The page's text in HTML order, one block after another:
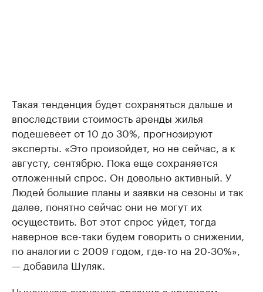
Такая тенденция будет сохраняться дальше и
впоследствии стоимость аренды жилья
подешевеет от 10 до 30%, прогнозируют
эксперты. «Это произойдет, но не сейчас, а к
августу, сентябрю. Пока еще сохраняется
отложенный спрос. Он довольно активный. У
Людей большие планы и заявки на сезоны и так
далее, понятно сейчас они не могут их
осуществить. Вот этот спрос уйдет, тогда
наверное все-таки будем говорить о снижении,
по аналогии с 2009 годом, где-то на 20-30%»,
— добавила Шуляк.